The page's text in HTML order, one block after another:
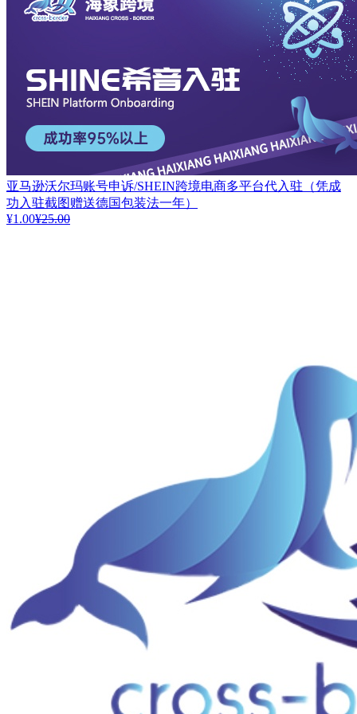
亚马逊沃尔玛账号申诉/SHEIN跨境电商多平台代入驻（凭成
功入驻截图赠送德国包装法一年）
¥1.00¥25.00